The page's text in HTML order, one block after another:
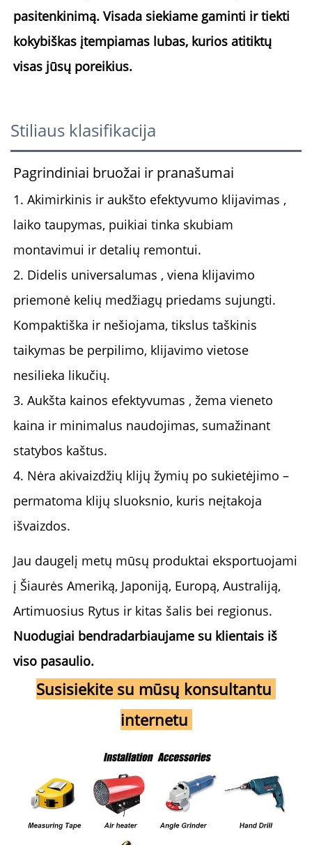
pasitenkinimą. Visada siekiame gaminti ir tiekti
visas jūsų poreikius.
Stiliaus klasifikacija
Pagrindiniai bruožai ir pranašumai
1. Akimirkinis ir aukšto efektyvumo klijavimas ,
laiko taupymas, puikiai tinka skubiam
montavimui ir detalių remontui.
2. Didelis universalumas , viena klijavimo
priemonė kelių medžiagų priedams sujungti.
Kompaktiška ir nešiojama, tikslus taškinis
taikymas be perpilimo, klijavimo vietose
nesilieka likučių.
3. Aukšta kainos efektyvumas , žema vieneto
kaina ir minimalus naudojimas, sumažinant
statybos kaštus.
4. Nėra akivaizdžių klijų žymių po sukietėjimo –
permatoma klijų sluoksnio, kuris neįtakoja
išvaizdos.
Jau daugelį metų mūsų produktai eksportuojami
į Šiaurės Ameriką, Japoniją, Europą, Australiją,
Nuodugiai bendradarbiaujame su klientais iš
viso pasaulio.
Susisiekite su mūsų konsultantu
internetu